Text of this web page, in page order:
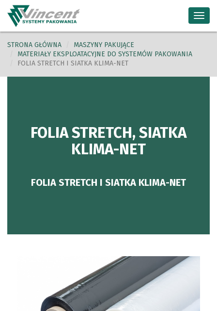
STRONA GŁÓWNA
MASZYNY PAKUJĄCE
MATERIAŁY EKSPLOATACYJNE DO SYSTEMÓW PAKOWANIA
FOLIA STRETCH I SIATKA KLIMA-NET
FOLIA STRETCH, SIATKA
KLIMA-NET
FOLIA STRETCH I SIATKA KLIMA-NET